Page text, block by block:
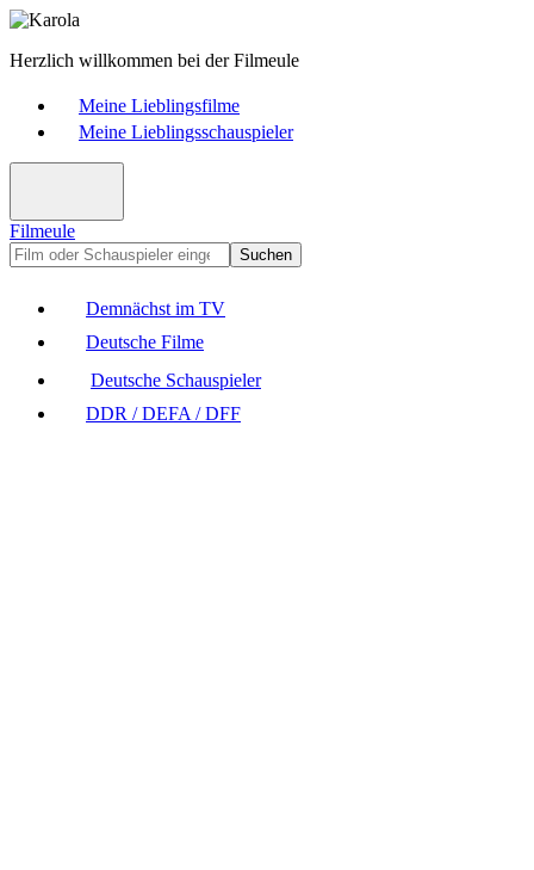
Herzlich willkommen bei der Filmeule
Meine Lieblingsfilme
Meine Lieblingsschauspieler
Filmeule
Suchen
Demnächst im TV
Deutsche Filme
Deutsche Schauspieler
DDR / DEFA / DFF